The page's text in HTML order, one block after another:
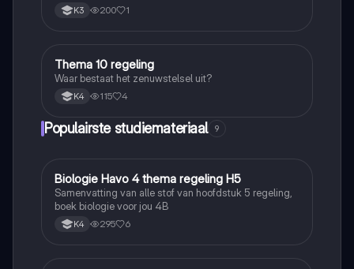
K3 200 1
Biologie
Thema 10 regeling
Waar bestaat het zenuwstelsel uit?
K4 115 4
Populairste studiemateriaal 9
Biologie
Biologie Havo 4 thema regeling H5
Samenvatting van alle stof van hoofdstuk 5 regeling,
boek biologie voor jou 4B
K4 295 6